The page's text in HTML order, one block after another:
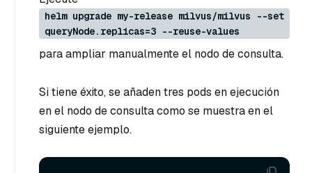
helm upgrade my-release milvus/milvus --set
queryNode.replicas=3 --reuse-values
para ampliar manualmente el nodo de consulta.
Si tiene éxito, se añaden tres pods en ejecución
en el nodo de consulta como se muestra en el
siguiente ejemplo.